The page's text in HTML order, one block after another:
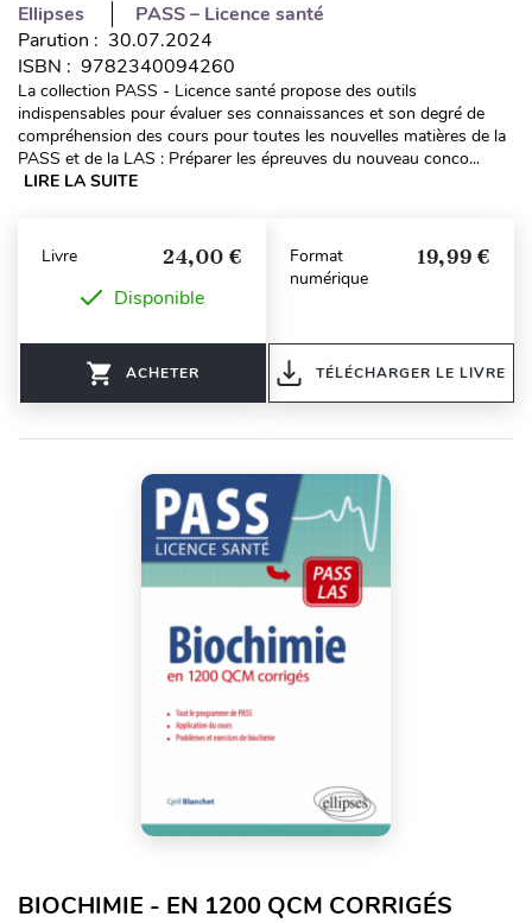
Ellipses
PASS – Licence santé
Parution : 30.07.2024
ISBN : 9782340094260
La collection PASS - Licence santé propose des outils
indispensables pour évaluer ses connaissances et son degré de
compréhension des cours pour toutes les nouvelles matières de la
PASS et de la LAS : Préparer les épreuves du nouveau conco...
LIRE LA SUITE
Livre 24,00 €
Disponible
ACHETER
Format
numérique
19,99 €
TÉLÉCHARGER LE LIVRE
BIOCHIMIE - EN 1200 QCM CORRIGÉS